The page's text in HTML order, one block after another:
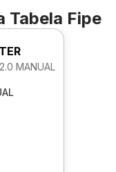
Tabela Fipe
MANUAL